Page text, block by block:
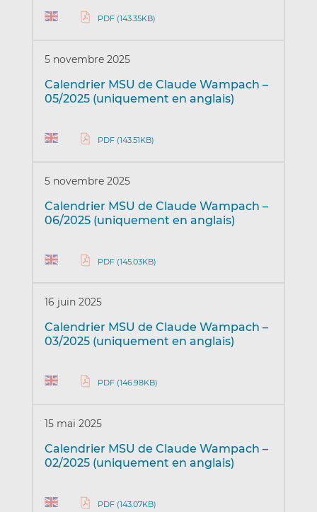
PDF (143.35KB)
5 novembre 2025
Calendrier MSU de Claude Wampach –
05/2025 (uniquement en anglais)
PDF (143.51KB)
5 novembre 2025
Calendrier MSU de Claude Wampach –
06/2025 (uniquement en anglais)
PDF (145.03KB)
16 juin 2025
Calendrier MSU de Claude Wampach –
03/2025 (uniquement en anglais)
PDF (146.98KB)
15 mai 2025
Calendrier MSU de Claude Wampach –
02/2025 (uniquement en anglais)
PDF (143.07KB)